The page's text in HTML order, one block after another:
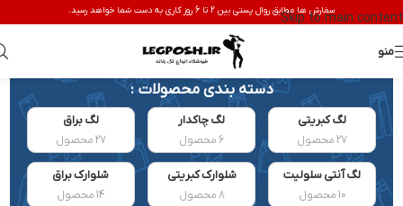
Skip to main contentسفارش ها مطابق روال پستی بین 2 تا 6 روز کاری به دست شما خواهد رسید.
منو
دسته بندی محصولات :
لگ کبریتی
27 محصول
لگ چاکدار
6 محصول
لگ براق
27 محصول
لگ آنتی سلولیت
10 محصول
شلوارک کبریتی
8 محصول
شلوارک براق
14 محصول